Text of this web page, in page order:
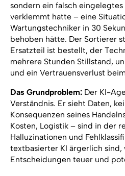
sondern ein falsch eingelegtes
verklemmt hatte – eine
Wartungstechniker in 30
behoben hätte. Der Sortierer
Ersatzteil ist bestellt, der
mehrere Stunden Stillstand,
und ein Vertrauensverlust
Das Grundproblem:Der KI-
Verständnis. Er sieht Daten,
Konsequenzen seines
Kosten, Logistik – sind in der
Halluzinationen und
textbasierter KI ärgerlich
Entscheidungen teuer und